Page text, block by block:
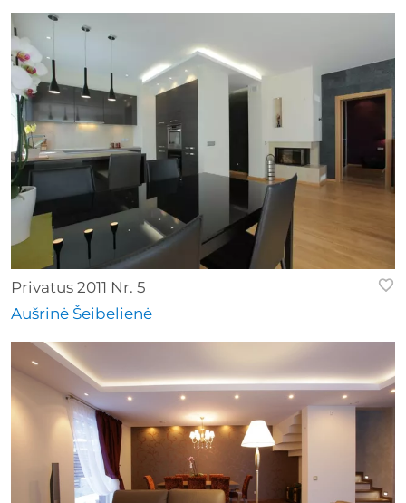
Privatus 2011 Nr. 5
Aušrinė Šeibelienė